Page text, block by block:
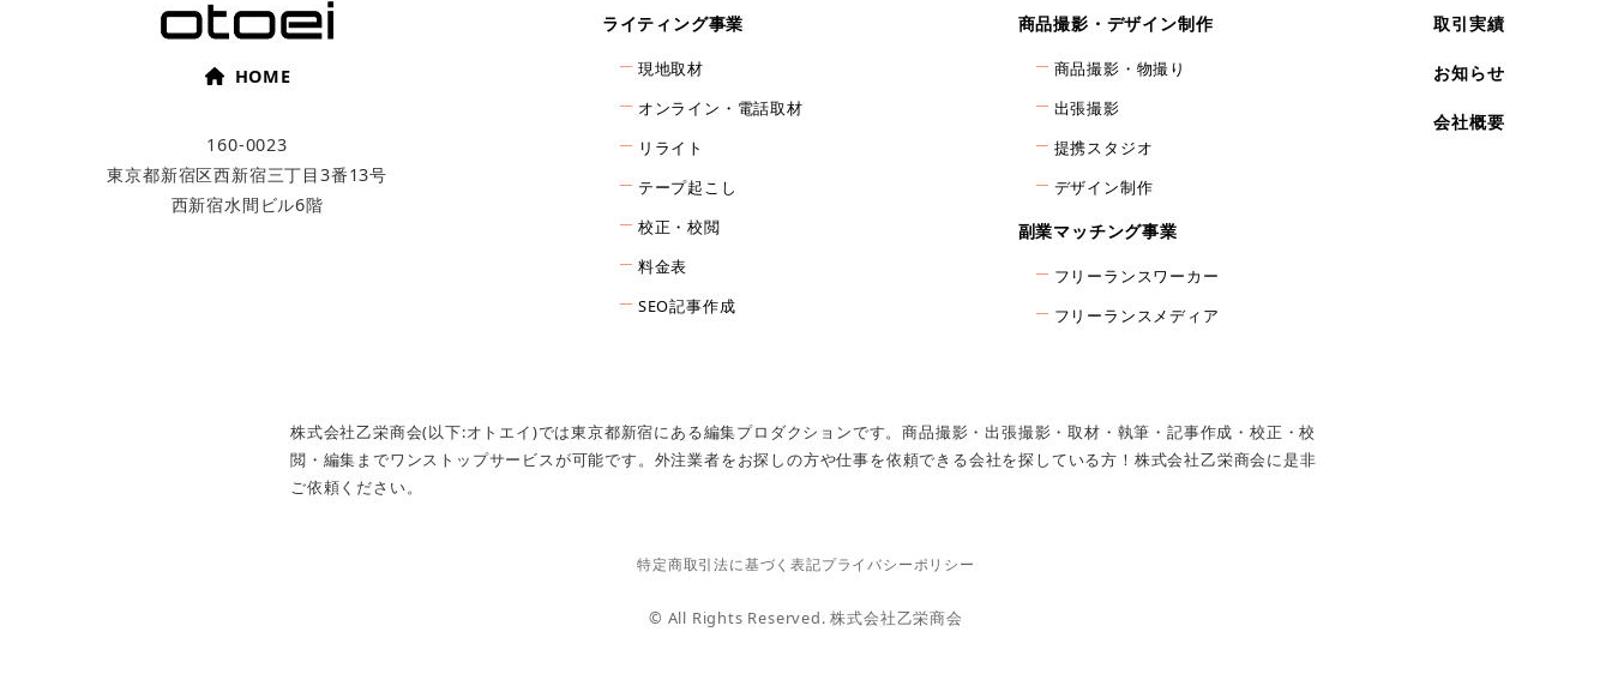
ョ
HOME
160-0023
東京都新宿区西新宿三丁目3番­13号
西新宿水間ビル6階
ライティング事業
現地取材
オンライン・電話取材
リライト
テープ起こし
校正・校閲
料金表
SEO記事作成
商品撮影・デザイン制作
商品撮影・物撮り
出張撮影
提携スタジオ
デザイン制作
副業マッチング事業
フリーランスワーカー
フリーランスメディア
取引実績
お知らせ
会社概要
株式会社乙栄商会(以下:オトエイ)では東京都新宿にある編集プロダクションです。商品撮影・出張撮影・取材・執筆・記事作成・校正・校
閲・編集までワンストップサービスが可能です。外注業者をお探しの方や仕事を依頼できる会社を探している方！株式会社乙栄商会に是非
ご依頼ください。
特定商取引法に基づく表記プライバシーポリシー
© All Rights Reserved. 株式会社乙栄商会